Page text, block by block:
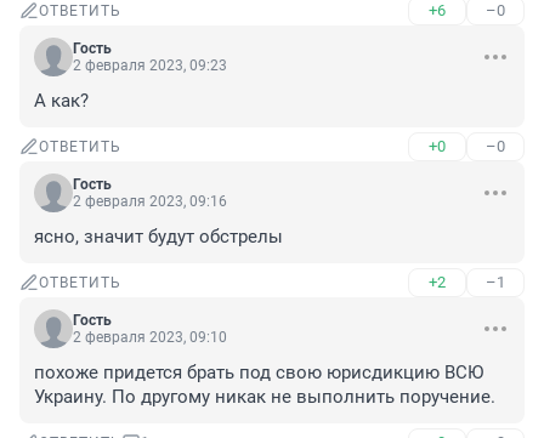
ОТВЕТИТЬ +6 –0
Гость
2 февраля 2023, 09:23
А как?
ОТВЕТИТЬ +0 –0
Гость
2 февраля 2023, 09:16
ясно, значит будут обстрелы
ОТВЕТИТЬ +2 –1
Гость
2 февраля 2023, 09:10
похоже придется брать под свою юрисдикцию ВСЮ
Украину. По другому никак не выполнить поручение.